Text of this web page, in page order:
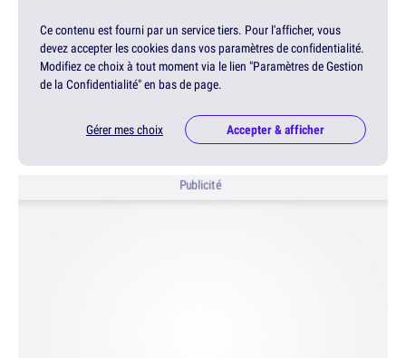
Ce contenu est fourni par un service tiers. Pour l'afficher, vous
devez accepter les cookies dans vos paramètres de confidentialité.
Modifiez ce choix à tout moment via le lien "Paramètres de Gestion
de la Confidentialité" en bas de page.
Gérer mes choix Accepter & afficher
Publicité